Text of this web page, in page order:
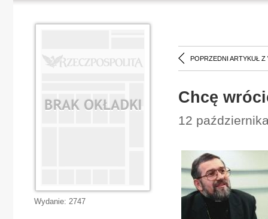
POPRZEDNI ARTYKUŁ Z
Chcę
12
Wydanie: 2747